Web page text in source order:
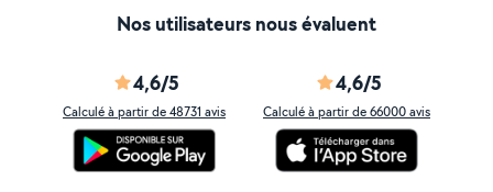
Nos utilisateurs nous évaluent
4,6/5
Calculé à partir de 48731 avis
4,6/5
Calculé à partir de 66000 avis